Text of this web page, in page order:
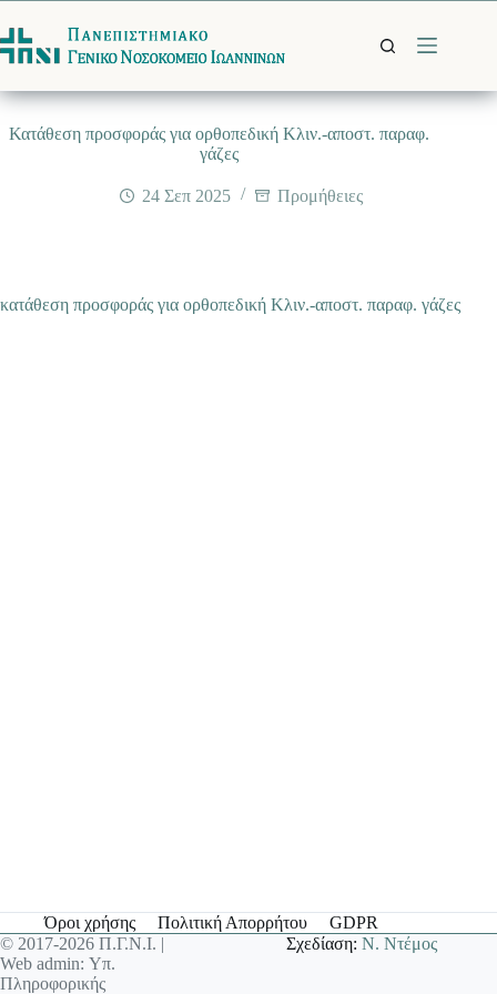
στο
περιεχόμενο
Κατάθεση προσφοράς για ορθοπεδική Kλιν.-αποστ. παραφ.
γάζες
24 Σεπ 2025 Προμήθειες
κατάθεση προσφοράς για ορθοπεδική Kλιν.-αποστ. παραφ. γάζες
Όροι χρήσης Πολιτική Απορρήτου
GDPR
© 2017-2026 Π.Γ.Ν.Ι. |
Web admin: Υπ.
Πληροφορικής
Σχεδίαση:Ν. Ντέμος